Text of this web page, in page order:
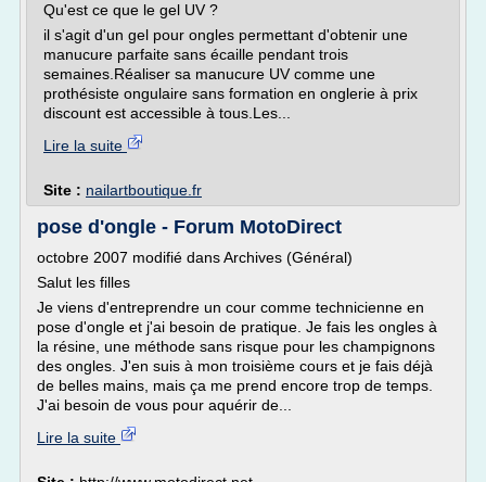
Qu'est ce que le gel UV ?
il s'agit d'un gel pour ongles permettant d'obtenir une
manucure parfaite sans écaille pendant trois
semaines.Réaliser sa manucure UV comme une
prothésiste ongulaire sans formation en onglerie à prix
discount est accessible à tous.Les...
Lire la suite
Site : nailartboutique.fr
pose d'ongle - Forum MotoDirect
octobre 2007 modifié dans Archives (Général)
Salut les filles
Je viens d'entreprendre un cour comme technicienne en
pose d'ongle et j'ai besoin de pratique. Je fais les ongles à
la résine, une méthode sans risque pour les champignons
des ongles. J'en suis à mon troisième cours et je fais déjà
de belles mains, mais ça me prend encore trop de temps.
J'ai besoin de vous pour aquérir de...
Lire la suite